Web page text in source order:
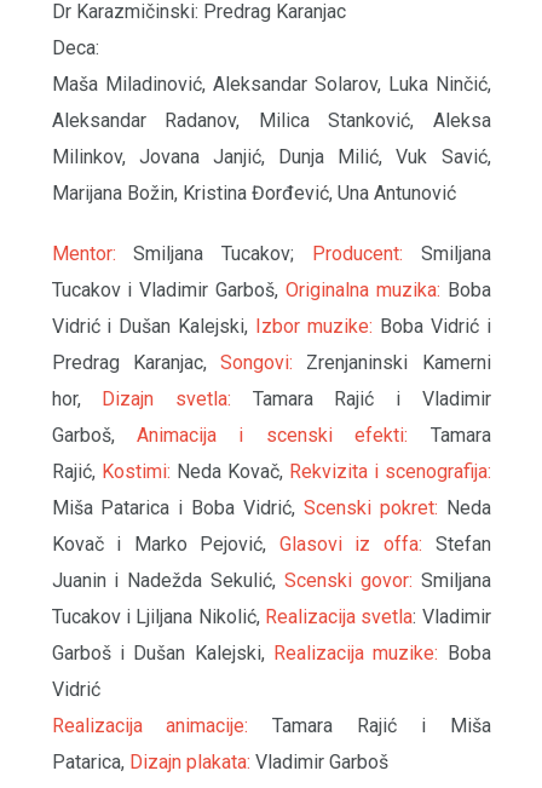
Dr Karazmičinski: Predrag Karanjac
Deca:
Maša Miladinović, Aleksandar Solarov, Luka Ninčić,
Aleksandar Radanov, Milica Stanković, Aleksa
Milinkov, Jovana Janjić, Dunja Milić, Vuk Savić,
Marijana Božin, Kristina Đorđević, Una Antunović
Mentor: Smiljana Tucakov; Producent: Smiljana
Tucakov i Vladimir Garboš, Originalna muzika: Boba
Vidrić i Dušan Kalejski,
Izbor muzike: Boba Vidrić i
Predrag Karanjac, Songovi: Zrenjaninski Kamerni
hor,
Dizajn svetla: Tamara Rajić i Vladimir
Garboš, Animacija i scenski efekti: Tamara
Rajić, Kostimi: Neda Kovač, Rekvizita i scenografija:
Miša Patarica i Boba Vidrić, Scenski pokret: Neda
Kovač i Marko Pejović, Glasovi iz offa: Stefan
Juanin i Nadežda Sekulić, Scenski govor: Smiljana
Tucakov i Ljiljana Nikolić, Realizacija svetla: Vladimir
Garboš i Dušan Kalejski, Realizacija muzike: Boba
Vidrić
Realizacija animacije: Tamara Rajić i Miša
Patarica, Dizajn plakata: Vladimir Garboš